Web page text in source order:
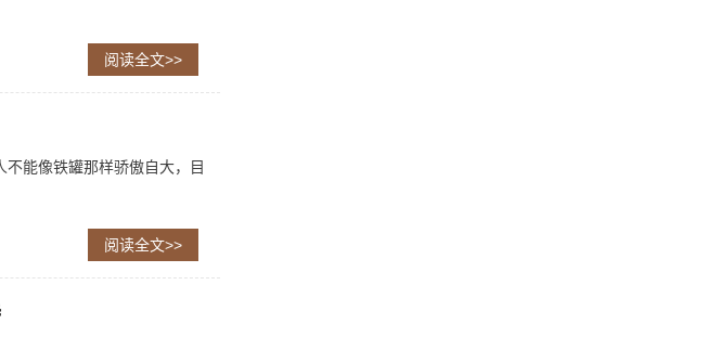
阅读全文>>
不能像铁罐那样骄傲自大，目
阅读全文>>